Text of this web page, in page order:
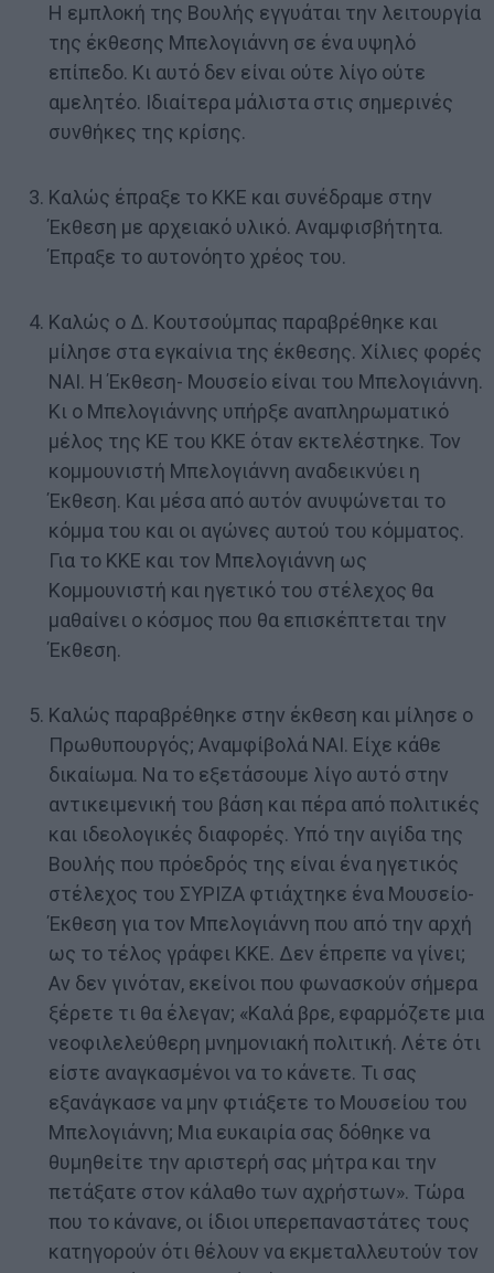
Η εμπλοκή της Βουλής εγγυάται την λειτουργία
της έκθεσης Μπελογιάννη σε ένα υψηλό
επίπεδο. Κι αυτό δεν είναι ούτε λίγο ούτε
αμελητέο. Ιδιαίτερα μάλιστα στις σημερινές
συνθήκες της κρίσης.
Καλώς έπραξε το ΚΚΕ και συνέδραμε στην
Έκθεση με αρχειακό υλικό. Αναμφισβήτητα.
Έπραξε το αυτονόητο χρέος του.
Καλώς ο Δ. Κουτσούμπας παραβρέθηκε και
μίλησε στα εγκαίνια της έκθεσης. Χίλιες φορές
ΝΑΙ. Η Έκθεση- Μουσείο είναι του Μπελογιάννη.
Κι ο Μπελογιάννης υπήρξε αναπληρωματικό
μέλος της ΚΕ του ΚΚΕ όταν εκτελέστηκε. Τον
κομμουνιστή Μπελογιάννη αναδεικνύει η
Έκθεση. Και μέσα από αυτόν ανυψώνεται το
κόμμα του και οι αγώνες αυτού του κόμματος.
Για το ΚΚΕ και τον Μπελογιάννη ως
Κομμουνιστή και ηγετικό του στέλεχος θα
μαθαίνει ο κόσμος που θα επισκέπτεται την
Έκθεση.
Καλώς παραβρέθηκε στην έκθεση και μίλησε ο
Πρωθυπουργός; Αναμφίβολά ΝΑΙ. Είχε κάθε
δικαίωμα. Να το εξετάσουμε λίγο αυτό στην
αντικειμενική του βάση και πέρα από πολιτικές
και ιδεολογικές διαφορές. Υπό την αιγίδα της
Βουλής που πρόεδρός της είναι ένα ηγετικός
στέλεχος του ΣΥΡΙΖΑ φτιάχτηκε ένα Μουσείο-
Έκθεση για τον Μπελογιάννη που από την αρχή
ως το τέλος γράφει ΚΚΕ. Δεν έπρεπε να γίνει;
Αν δεν γινόταν, εκείνοι που φωνασκούν σήμερα
ξέρετε τι θα έλεγαν; «Καλά βρε, εφαρμόζετε μια
νεοφιλελεύθερη μνημονιακή πολιτική. Λέτε ότι
είστε αναγκασμένοι να το κάνετε. Τι σας
εξανάγκασε να μην φτιάξετε το Μουσείου του
Μπελογιάννη; Μια ευκαιρία σας δόθηκε να
θυμηθείτε την αριστερή σας μήτρα και την
πετάξατε στον κάλαθο των αχρήστων». Τώρα
που το κάνανε, οι ίδιοι υπερεπαναστάτες τους
κατηγορούν ότι θέλουν να εκμεταλλευτούν τον